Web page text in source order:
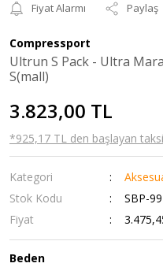
Fiyat Alarmı
Paylaş
Compressport
Ultrun S Pack - Ultra
S(mall)
3.823,00 TL
*925,17 TL den başlayan
Kategori
Stok Kodu
SBP-
Fiyat
Beden